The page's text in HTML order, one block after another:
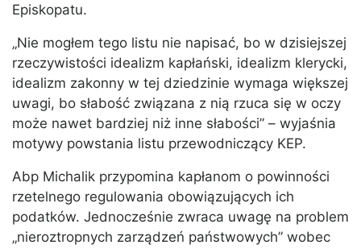
Episkopatu.
„Nie mogłem tego listu nie napisać, bo w dzisiejszej
rzeczywistości idealizm kapłański, idealizm klerycki,
idealizm zakonny w tej dziedzinie wymaga większej
uwagi, bo słabość związana z nią rzuca się w oczy
może nawet bardziej niż inne słabości” – wyjaśnia
motywy powstania listu przewodniczący KEP.
Abp Michalik przypomina kapłanom o powinności
rzetelnego regulowania obowiązujących ich
podatków. Jednocześnie zwraca uwagę na problem
„nieroztropnych zarządzeń państwowych” wobec